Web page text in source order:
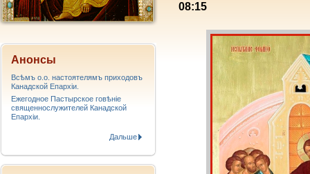
08:15
Анонсы
Всѣмъ о.о. настоятелямъ приходовъ
Канадской Епархiи.
Ежегодное Пастырское говѣніе
священнослужителей Канадской
Епархіи.
Дальше